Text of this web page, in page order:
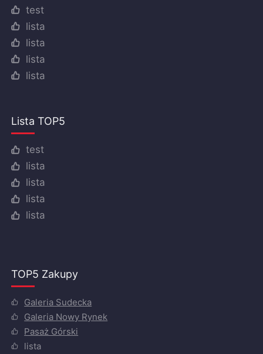
test
lista
lista
lista
lista
Lista TOP5
test
lista
lista
lista
lista
TOP5 Zakupy
Galeria Sudecka
Galeria Nowy Rynek
Pasaż Górski
lista